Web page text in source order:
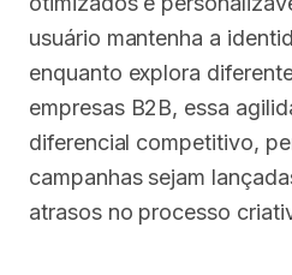
usuário mantenha a
enquanto explora
empresas B2B, essa
diferencial competitivo,
campanhas sejam
atrasos no processo